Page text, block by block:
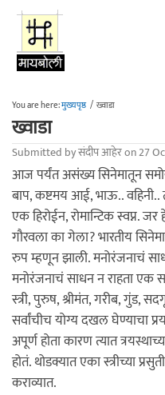
Skip to main content
You are here:मुख्यपृष्ठ / ख्वाडा
ख्वाडा
Submitted byसंदीप आहेरon 27
आज पर्यंत असंख्य सिनेमातून
बाप, कष्टमय आई, भाऊ.. वहिनी..
एक हिरोईन, रोमान्टिक स्वप्न.
गौरवला का गेला? भारतीय
रुप म्हणून झाली. मनोरंजनाचं
मनोरंजनाचं साधन न राहता एक
स्त्री, पुरुष, श्रीमंत, गरीब, गुंड,
सर्वांचीच योग्य दखल घेण्याचा
अपूर्ण होता कारण त्यात
होतं. थोडक्यात एका स्त्रीच्या
कराव्यात.